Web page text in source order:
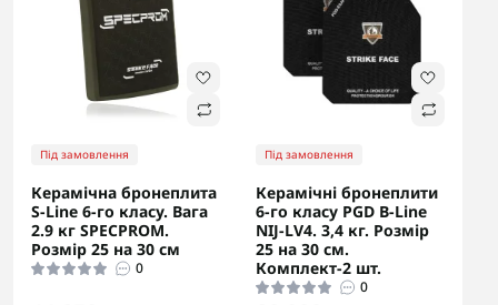
Під замовлення
Керамічна бронеплита
S-Line 6-го класу. Вага
2.9 кг SPECPROM.
Розмір 25 на 30 см
0
Під замовлення
Керамічні бронеплити
6-го класу PGD B-Line
NIJ-LV4. 3,4 кг. Розмір
25 на 30 см.
Комплект-2 шт.
0